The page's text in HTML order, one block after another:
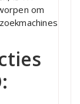
om